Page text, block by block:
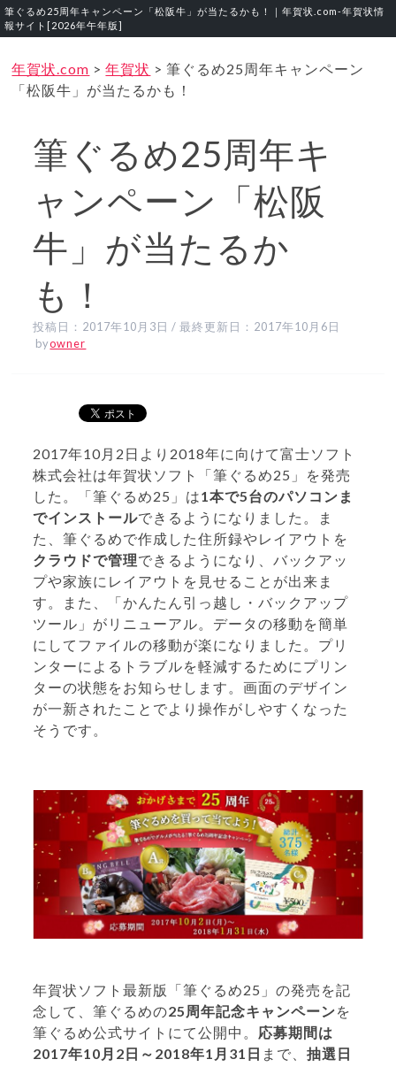
筆ぐるめ25周年キャンペーン「松阪牛」が当たるかも！｜年賀状.com‐年賀状情
報サイト[2026年午年版]
年賀状.com >年賀状 >筆ぐるめ25周年キャンペーン
「松阪牛」が当たるかも！
筆ぐるめ25周年キ
ャンペーン「松阪
牛」が当たるか
も！
投稿日： 2017年10月3日 / 最終更新日： 2017年10月6日
byowner
2017年10月2日より2018年に向けて富士ソフト
株式会社は年賀状ソフト「筆ぐるめ25」を発売
した。「筆ぐるめ25」は1本で5台のパソコンま
でインストールできるようになりました。ま
た、筆ぐるめで作成した住所録やレイアウトを
クラウドで管理できるようになり、バックアッ
プや家族にレイアウトを見せることが出来ま
す。また、「かんたん引っ越し・バックアップ
ツール」がリニューアル。データの移動を簡単
にしてファイルの移動が楽になりました。プリ
ンターによるトラブルを軽減するためにプリン
ターの状態をお知らせします。画面のデザイン
が一新されたことでより操作がしやすくなった
そうです。
年賀状ソフト最新版「筆ぐるめ25」の発売を記
念して、筆ぐるめの25周年記念キャンペーンを
筆ぐるめ公式サイトにて公開中。 応募期間は
2017年10月2日～2018年1月31日 まで、抽選日